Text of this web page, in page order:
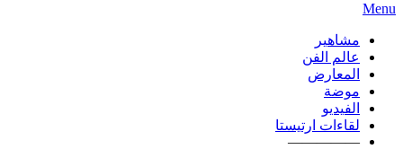
Menu
مشاهير
عالم الفن
المعارض
موضة
الفيديو
لقاءات ارتيستا
—————